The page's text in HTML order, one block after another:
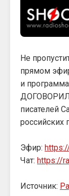
Не
прямом
и
писателей
российских
Эфир:
Чат: https://
Источник: